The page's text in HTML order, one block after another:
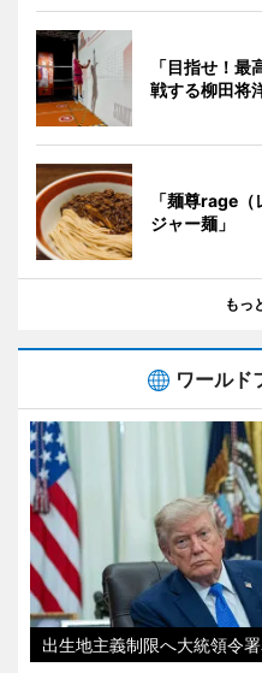
「目指せ！
戦する柳田将
「麺尊rage
ジャー麺」
もっ
ワールド
出生地主義制限へ大統領令署